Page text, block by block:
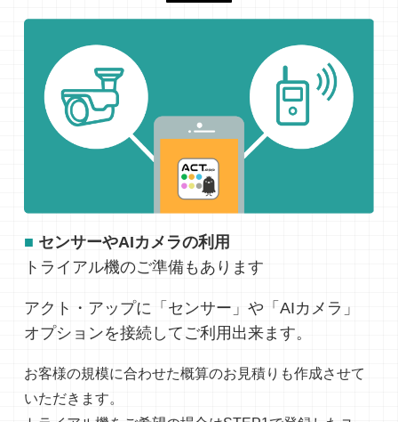
■ センサーやAIカメラの利用
トライアル機のご準備もあります
アクト・アップに「センサー」や「AIカメラ」
オプションを接続してご利用出来ます。
お客様の規模に合わせた概算のお見積りも作成させて
いただきます。